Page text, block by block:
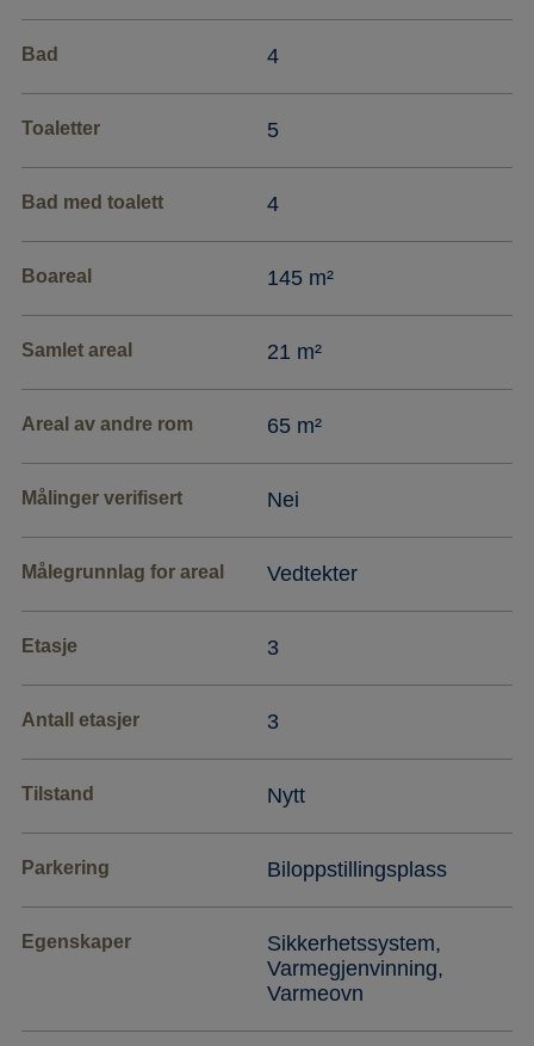
Bad 4
Toaletter 5
Bad med toalett 4
Boareal 145 m²
Samlet areal 21 m²
Areal av andre rom 65 m²
Målinger verifisert Nei
Målegrunnlag for areal Vedtekter
Etasje 3
Antall etasjer 3
Tilstand Nytt
Parkering Biloppstillingsplass
Egenskaper
Sikkerhetssystem,
Varmegjenvinning,
Varmeovn